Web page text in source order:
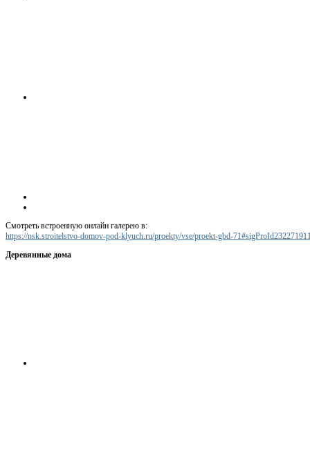
Смотреть встроенную онлайн галерею в:
https://nsk.stroitelstvo-domov-pod-klyuch.ru/proekty/vse/proekt-gbd-
Деревянные дома